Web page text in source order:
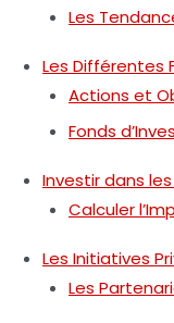
Les
Les Différentes
Actions et
Fonds
Investir dans
Calculer
Les Initiatives
Les